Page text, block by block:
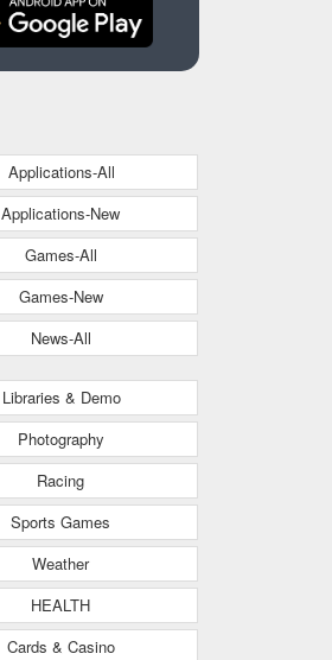
Applications-All
Applications-New
Games-All
Games-New
News-All
Libraries & Demo
Photography
Racing
Sports Games
Weather
HEALTH
Cards & Casino